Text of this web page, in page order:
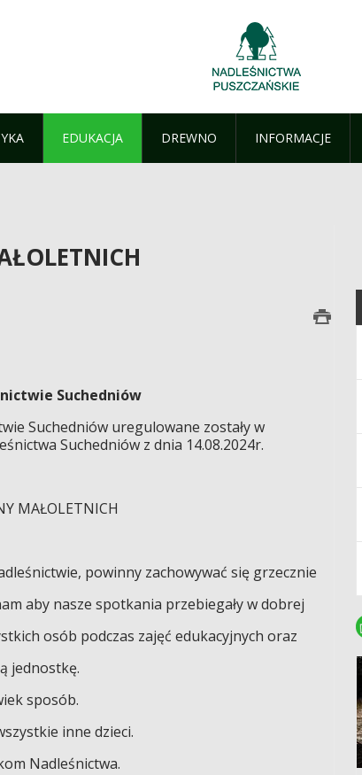
EDUKACJA DREWNO INFORMACJE
Suchedniów
Suchedniów uregulowane zostały w
Suchedniów z dnia 14.08.2024r.
MAŁOLETNICH
powinny zachowywać się grzecznie
aby nasze spotkania przebiegały w dobrej
osób podczas zajęć edukacyjnych oraz
jednostkę.
sposób.
inne dzieci.
Nadleśnictwa.